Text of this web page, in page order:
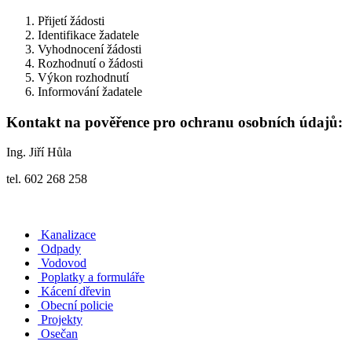
Přijetí žádosti
Identifikace žadatele
Vyhodnocení žádosti
Rozhodnutí o žádosti
Výkon rozhodnutí
Informování žadatele
Kontakt na pověřence pro ochranu osobních údajů:
Ing. Jiří Hůla
tel. 602 268 258
Kanalizace
Odpady
Vodovod
Poplatky a formuláře
Kácení dřevin
Obecní policie
Projekty
Osečan